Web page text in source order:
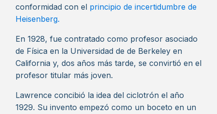
conformidad con el principio de incertidumbre de
Heisenberg.
En 1928, fue contratado como profesor asociado
de Física en la Universidad de de Berkeley en
California y, dos años más tarde, se convirtió en el
profesor titular más joven.
Lawrence concibió la idea del ciclotrón el año
1929. Su invento empezó como un boceto en un